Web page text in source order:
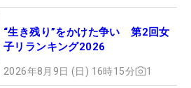
“生き残り”をかけた争い 第2回女
子リランキング2026
2026年8月9日 (日) 16時15分 1